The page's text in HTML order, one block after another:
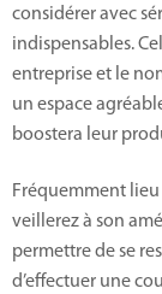
considérer avec
indispensables.
entreprise et le
un espace
boostera leur
Fréquemment
veillerez à son
permettre de se
d’effectuer une